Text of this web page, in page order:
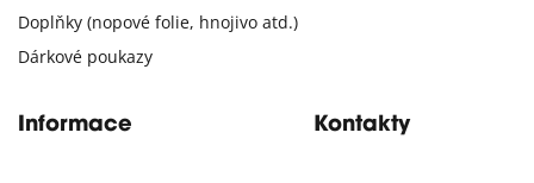
Doplňky (nopové folie, hnojivo atd.)
Dárkové poukazy
Informace Kontakty